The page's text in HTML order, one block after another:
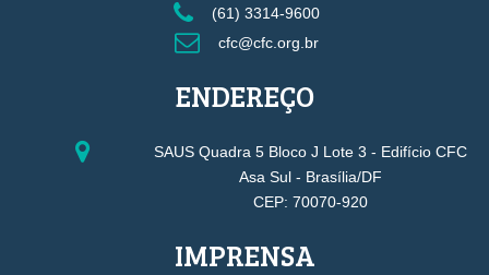
(61) 3314-9600
cfc@cfc.org.br
ENDEREÇO
SAUS Quadra 5 Bloco J Lote 3 - Edifício CFC
Asa Sul - Brasília/DF
CEP: 70070-920
IMPRENSA